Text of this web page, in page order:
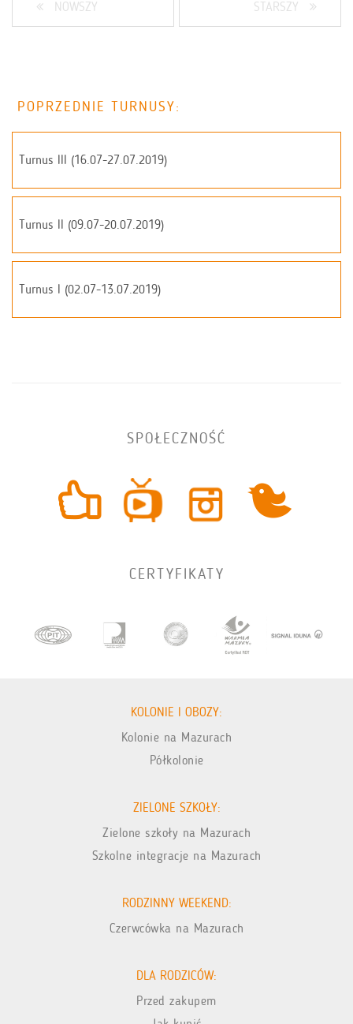
NOWSZY STARSZY
POPRZEDNIE TURNUSY:
Turnus III (16.07-27.07.2019)
Turnus II (09.07-20.07.2019)
Turnus I (02.07-13.07.2019)
SPOŁECZNOŚĆ
CERTYFIKATY
KOLONIE I OBOZY:
Kolonie na Mazurach
Półkolonie
ZIELONE SZKOŁY:
Zielone szkoły na Mazurach
Szkolne integracje na Mazurach
RODZINNY WEEKEND:
Czerwcówka na Mazurach
DLA RODZICÓW:
Przed zakupem